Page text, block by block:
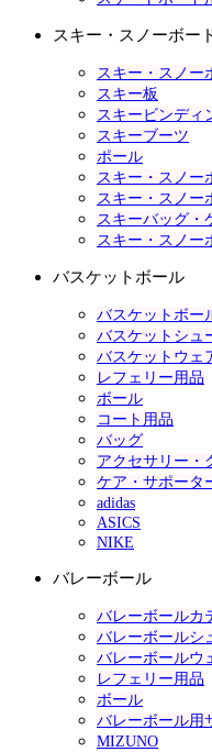
スキー・スノーボー
スキー・スノー
スキー板
スキービンディ
スキーブーツ
ポール
スキー・スノー
スキー・スノー
スキーバッグ・
スキー・スノー
バスケットボール
バスケットボー
バスケットシュ
バスケットウェ
レフェリー用品
ボール
コート用品
バッグ
アクセサリー・
ケア・サポータ
adidas
ASICS
NIKE
バレーボール
バレーボールカ
バレーボールシ
バレーボールウ
レフェリー用品
ボール
バレーボール用
MIZUNO